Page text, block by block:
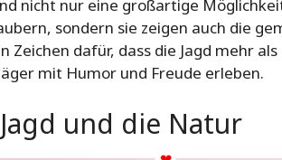
nicht nur eine großartige
sondern sie zeigen auch die
Zeichen dafür, dass die Jagd mehr
mit Humor und Freude erleben.
und die Natur